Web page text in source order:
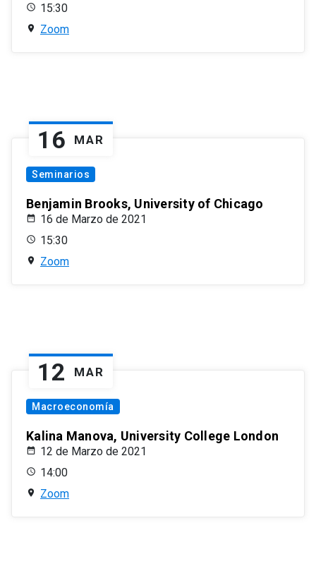
15:30
Zoom
16 MAR
Seminarios
Benjamin Brooks, University of Chicago
16 de Marzo de 2021
15:30
Zoom
12 MAR
Macroeconomía
Kalina Manova, University College London
12 de Marzo de 2021
14:00
Zoom